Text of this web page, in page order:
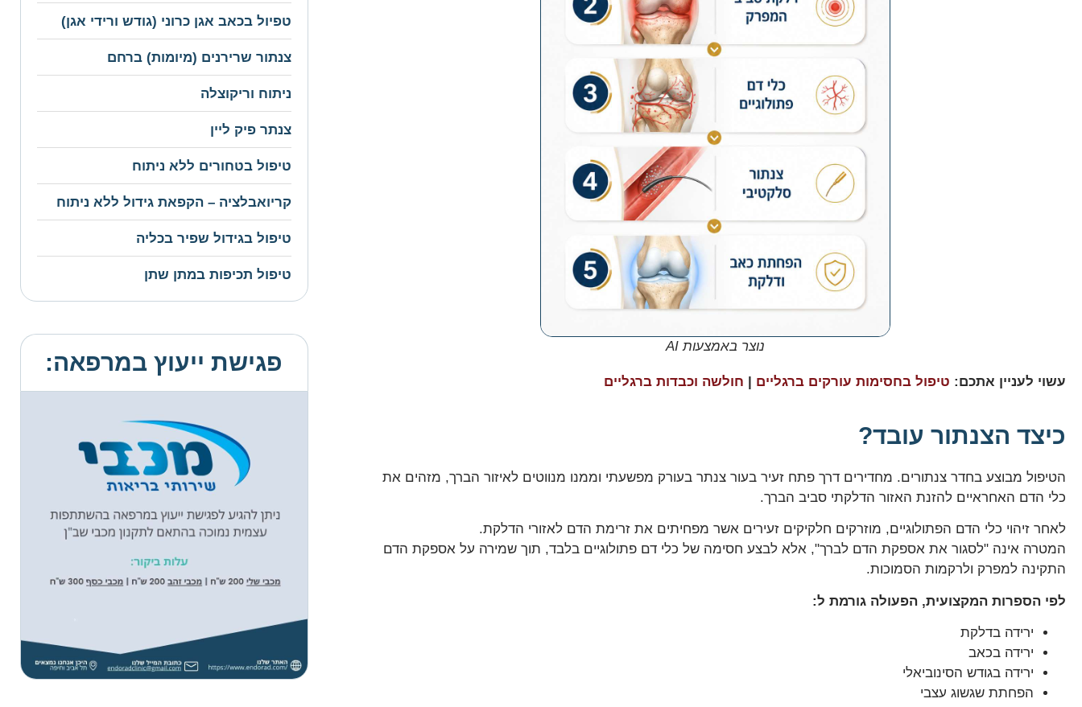
נוצר באמצעות AI
עשוי לעניין אתכם: טיפול בחסימות עורקים ברגליים חולשה וכבדות ברגליים
כיצד הצנתור עובד?
הטיפול מבוצע בחדר צנתורים. מחדירים דרך פתח זעיר בעור צנתר בעורק מפשעתי וממנו מנווטים לאיזור הברך, מזהים את
כלי הדם האחראיים להזנת האזור הדלקתי סביב הברך.
לאחר זיהוי כלי הדם הפתולוגיים, מוזרקים חלקיקים זעירים אשר מפחיתים את זרימת הדם לאזורי הדלקת.
המטרה אינה "לסגור את אספקת הדם לברך", אלא לבצע חסימה של כלי דם פתולוגיים בלבד, תוך שמירה על אספקת הדם
התקינה למפרק ולרקמות הסמוכות.
לפי הספרות המקצועית, הפעולה גורמת ל:
ירידה בדלקת
ירידה בכאב
ירידה בגודש הסינוביאלי
הפחתת שגשוג עצבי
טפיול בכאב אגן כרוני (גודש ורידי אגן)
צנתור שרירנים (מיומות) ברחם
ניתוח וריקוצלה
צנתר פיק ליין
טיפול בטחורים ללא ניתוח
קריואבלציה – הקפאת גידול ללא ניתוח
טיפול בגידול שפיר בכליה
טיפול תכיפות במתן שתן
פגישת ייעוץ במרפאה: